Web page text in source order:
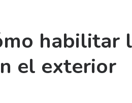
habilitar
el exterior